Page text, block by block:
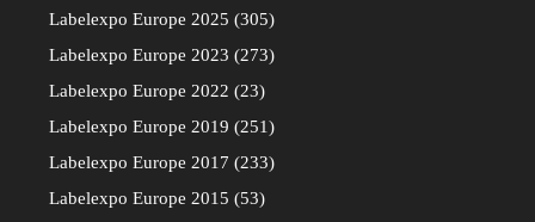
Labelexpo Europe 2025
305
Labelexpo Europe 2023
273
Labelexpo Europe 2022
23
Labelexpo Europe 2019
251
Labelexpo Europe 2017
233
Labelexpo Europe 2015
53